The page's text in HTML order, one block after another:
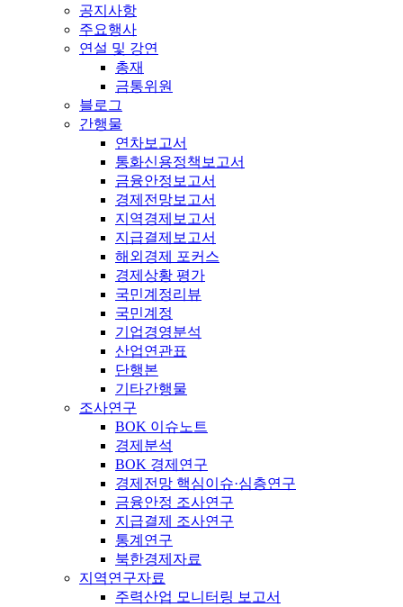
공지사항
주요행사
연설 및 강연
총재
금통위원
블로그
간행물
연차보고서
통화신용정책보고서
금융안정보고서
경제전망보고서
지역경제보고서
지급결제보고서
해외경제 포커스
경제상황 평가
국민계정리뷰
국민계정
기업경영분석
산업연관표
단행본
기타간행물
조사연구
BOK 이슈노트
경제분석
BOK 경제연구
경제전망 핵심이슈·심층연구
금융안정 조사연구
지급결제 조사연구
통계연구
북한경제자료
지역연구자료
주력산업 모니터링 보고서